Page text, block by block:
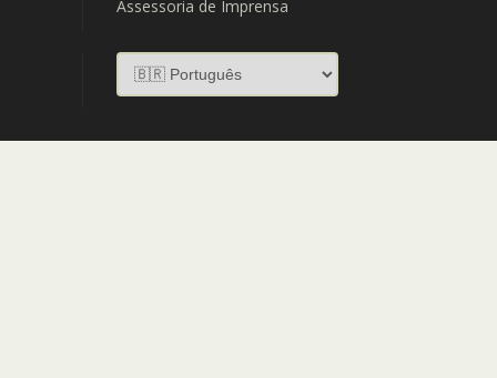
Assessoria de Imprensa